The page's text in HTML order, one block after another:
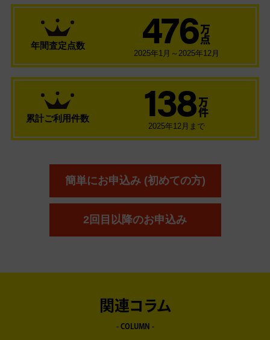
年間査定点数 476 万
点
2025年1月～2025年12月
累計ご利用件数 138 万
件
2025年12月まで
簡単にお申込み (初めての方)
2回目以降のお申込み
関連コラム
- COLUMN -